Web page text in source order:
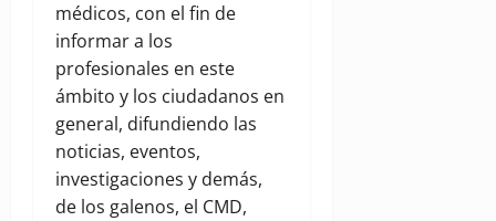
médicos, con el fin de
informar a los
profesionales en este
ámbito y los ciudadanos en
general, difundiendo las
noticias, eventos,
investigaciones y demás,
de los galenos, el CMD,